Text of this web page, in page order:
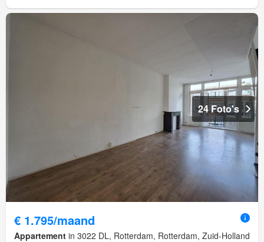
24 Foto's
€ 1.795/maand
Appartement in 3022 DL, Rotterdam, Rotterdam, Zuid-Holland